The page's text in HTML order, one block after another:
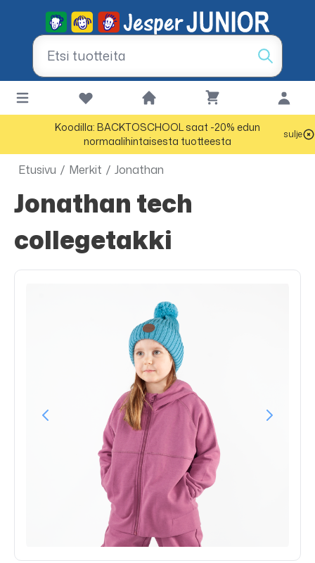
Koodilla: BACKTOSCHOOL saat -20% edun
normaalihintaisesta tuotteesta
sulje
Etusivu / Merkit / Jonathan
Jonathan tech
collegetakki